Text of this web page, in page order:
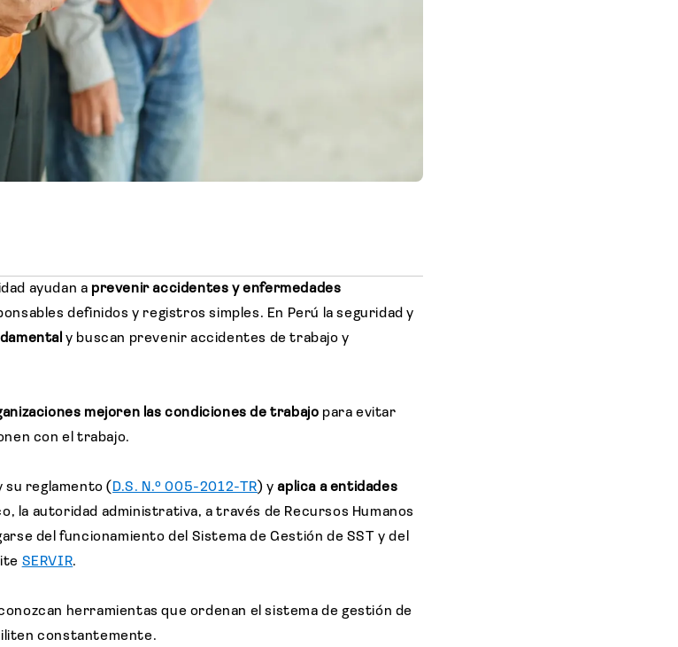
ayudan a prevenir accidentes y enfermedades
definidos y registros simples. En Perú la seguridad y
y buscan prevenir accidentes de trabajo y
mejoren las condiciones de trabajo para evitar
con el trabajo.
su reglamento ( D.S. N.º 005-2012-TR) yaplica a entidades
la autoridad administrativa, a través de Recursos Humanos
del funcionamiento del Sistema de Gestión de SST y del
SERVIR.
herramientas que ordenan el sistema de gestión de
constantemente.